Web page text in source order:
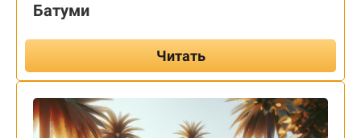
Батуми
Читать